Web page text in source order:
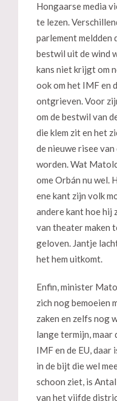
Hongaarse media
te lezen.
parlement
bestwil uit de wind
kans niet krijgt om
ook om het IMF en
ontgrieven. Voor
om de bestwil van
die klem zit en het
de nieuwe risee
worden. Wat
ome Orbán nu wel.
ene kant zijn volk
andere kant hoe hij
van theater maken
geloven. Jantje
het hem uitkomt.
Enfin, minister
zich nog bemoeien
zaken en zelfs nog
lange termijn, maar
IMF en de EU, daar
in de bijt die wel
schoon ziet, is
van het vijfde